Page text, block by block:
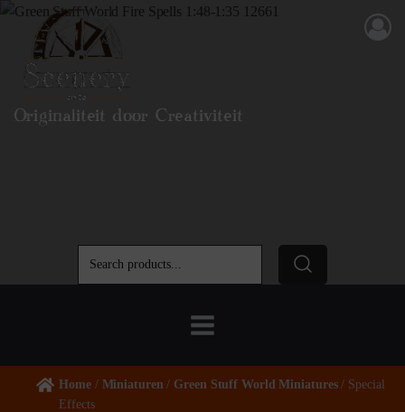
Originaliteit door Creativiteit
Home/ Miniaturen / Green Stuff World Miniatures/ Special
Effects